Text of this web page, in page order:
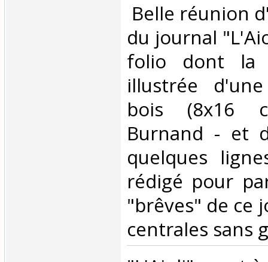
Belle réunion
du journal
folio dont la
illustrée
bois (8x16
Burnand - et
quelques
rédigé pour
"brêves" de ce
centrales sans